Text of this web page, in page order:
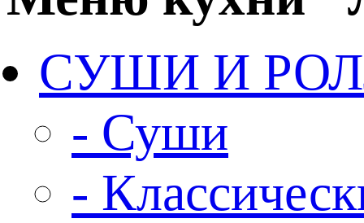
СУШИ И
- Суши
-